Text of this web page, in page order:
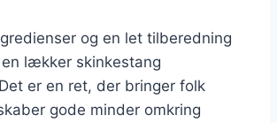
og en let tilberedning
lækker skinkestang
er en ret, der bringer folk
gode minder omkring